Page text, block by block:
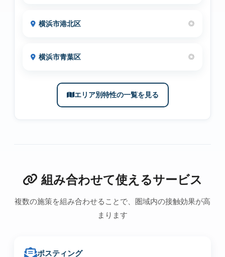
横浜市港北区 ◎
横浜市青葉区 ◎
エリア別特性の一覧を見る
組み合わせて使えるサービス
複数の施策を組み合わせることで、圏域内の接触効果が高
まります
ポスティング